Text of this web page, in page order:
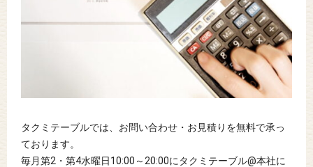
タクミテーブルでは、お問い合わせ・お見積りを無料で承っ
ております。
毎月第2・第4水曜日10:00～20:00にタクミテーブル@本社に